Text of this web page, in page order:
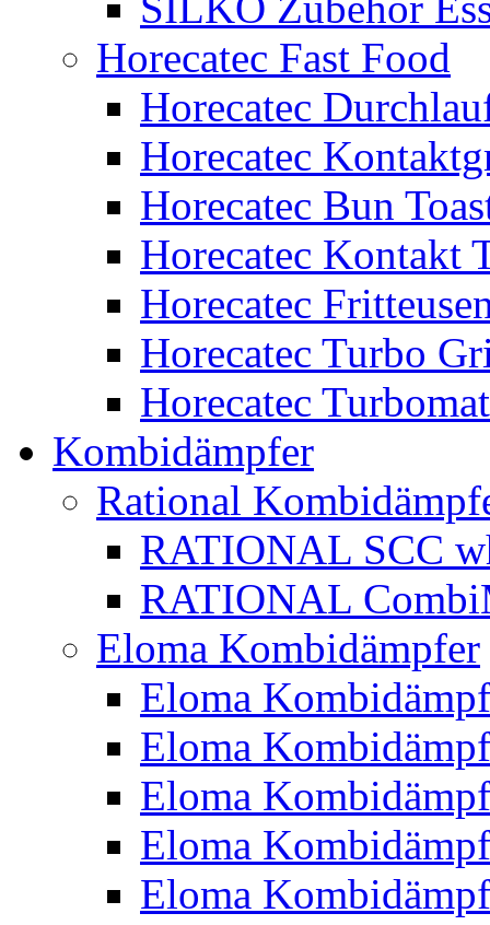
Horecatec Fast Food
Horecatec
Horecatec
Horecatec Bun
Horecatec Kontakt
Horecatec
Horecatec Turbo
Horecatec
Kombidämpfer
Rational
RATIONAL SCC
RATIONAL
Eloma Kombidämpfer
Eloma
Eloma
Eloma
Eloma
Eloma